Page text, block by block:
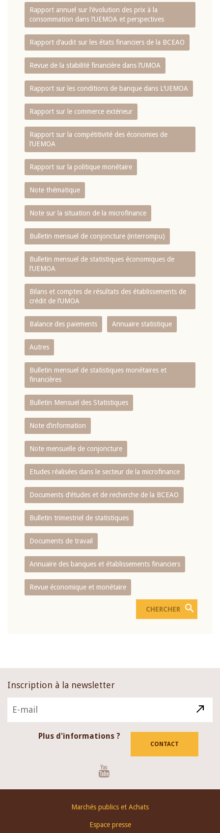
Rapport annuel sur l‘évolution des prix à la
consommation dans l‘UEMOA et perspectives
Rapport d‘audit sur les états financiers de la BCEAO
Revue de la stabilité financière dans l‘UMOA
Rapport sur les conditions de banque dans L‘UEMOA
Rapport sur le commerce extérieur
Rapport sur la compétitivité des économies de
l‘UEMOA
Rapport sur la politique monétaire
Note thématique
Note sur la situation de la microfinance
Bulletin mensuel de conjoncture (interrompu)
Bulletin mensuel de statistiques économiques de
l‘UEMOA
Bilans et comptes de résultats des établissements de
crédit de l‘UMOA
Balance des paiements Annuaire statistique
Autres
Bulletin mensuel de statistiques monétaires et
financières
Bulletin Mensuel des Statistiques
Note d’information
Note mensuelle de conjoncture
Etudes réalisées dans le secteur de la microfinance
Documents d’études et de recherche de la BCEAO
Bulletin trimestriel de statistiques
Documents de travail
Annuaire des banques et établissements financiers
Revue économique et monétaire
Inscription à la newsletter
Plus d'informations ?
CONTACT
Marchés publics et Achats
Espace presse